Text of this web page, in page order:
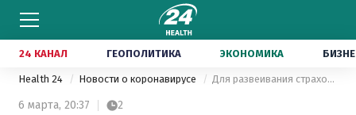
24 КАНАЛ ГЕОПОЛИТИКА ЭКОНОМИКА
Health 24 Новости о коронавирусе Для развеивания страхов, – Овдиенко объяснил, зачем власть публично вакцинирует известных людей
6 марта, 20:37 2